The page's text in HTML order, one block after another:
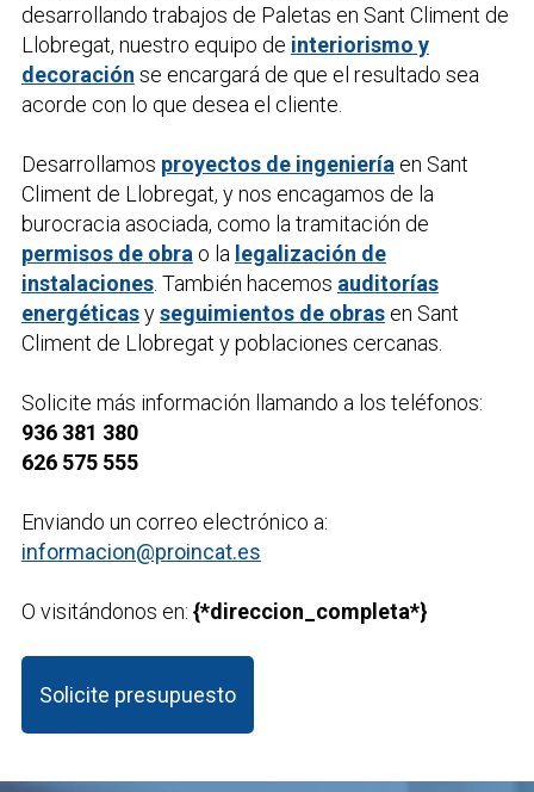
desarrollando trabajos de Paletas en Sant Climent de
Llobregat, nuestro equipo de interiorismo y
decoración se encargará de que el resultado sea
acorde con lo que desea el cliente.
Desarrollamos proyectos de ingeniería en Sant
Climent de Llobregat, y nos encagamos de la
burocracia asociada, como la tramitación de
permisos de obra o la legalización de
instalaciones. También hacemos auditorías
energéticasyseguimientos de obrasen Sant
Climent de Llobregat y poblaciones cercanas.
Solicite más información llamando a los teléfonos:
936 381 380
626 575 555
Enviando un correo electrónico a:
informacion@proincat.es
O visitándonos en: {*direccion_completa*}
Solicite presupuesto